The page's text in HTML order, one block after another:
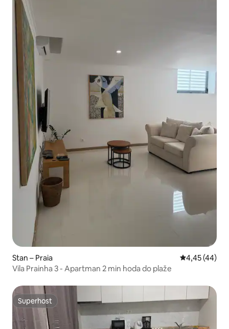
Stan – Praia Prosječna
4,45 (44)
Vila Prainha 3 - Apartman 2 min hoda do plaže
Superhost
Superhost